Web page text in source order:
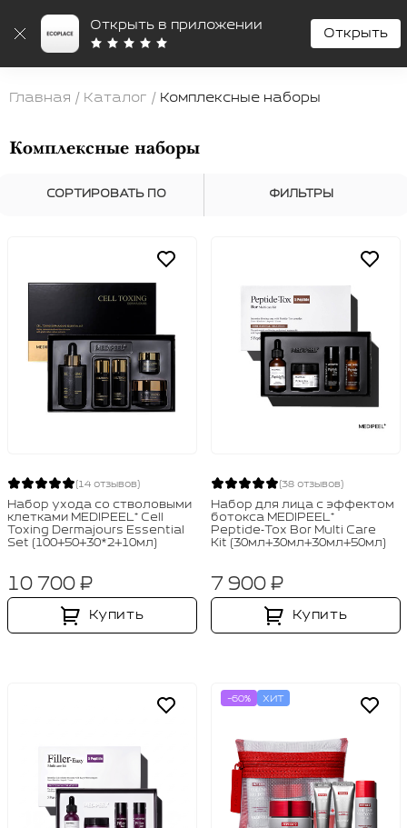
Открыть в приложении
Открыть
Поиск
Главная / Каталог / Комплексные наборы
Комплексные наборы
СОРТИРОВАТЬ ПО ФИЛЬТРЫ
(14 отзывов)
Набор ухода со стволовыми
клетками MEDIPEEL⁺ Cell
Toxing Dermajours Essential
Set (100+50+30*2+10мл)
10 700 ₽
Купить
(38 отзывов)
Набор для лица с эффектом
ботокса MEDIPEEL⁺
Peptide‑Tox Bor Multi Care
Kit (30мл+30мл+30мл+50мл)
7 900 ₽
Купить
-60% ХИТ